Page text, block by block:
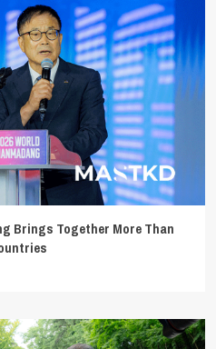
Brings Together More Than